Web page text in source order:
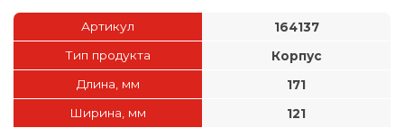
Артикул
164137
Тип продукта
Корпус
Длина, мм
171
Ширина, мм
121